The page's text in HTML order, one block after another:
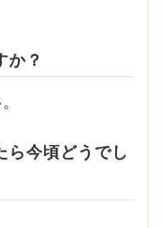
か？
ら今頃どうでし